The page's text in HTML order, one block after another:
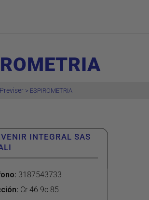
> ESPIROMETRIA
INTEGRAL SAS
: 3187543733
: Cr 46 9c 85